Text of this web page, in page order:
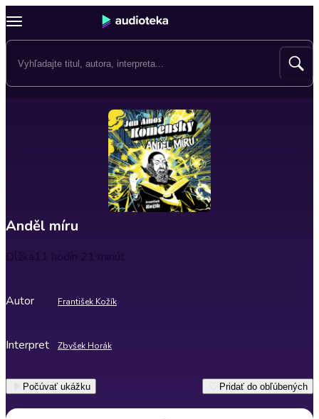
Anděl míru
Dĺžka11 hodín 21 minút
Autor František Kožík
Interpret Zbyšek Horák
Počúvať ukážku Pridať do obľúbených